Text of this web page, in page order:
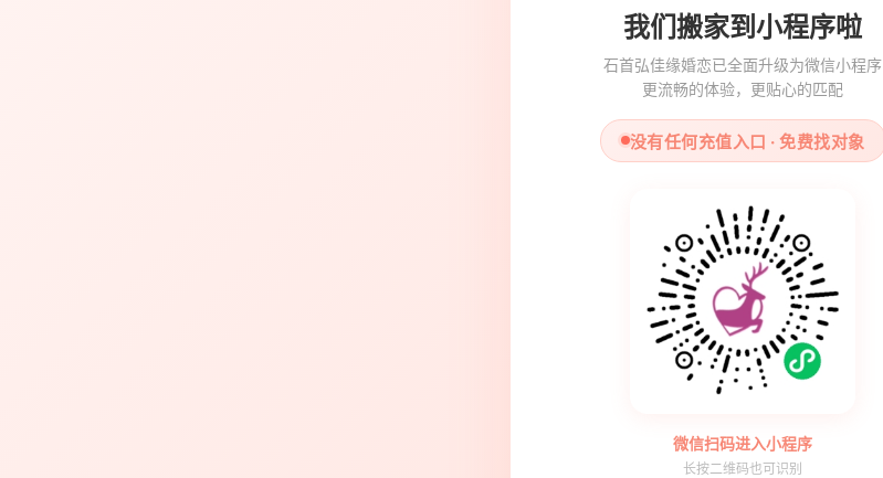
我们搬家到小程序啦
石首弘佳缘婚恋已全面升级为微信小程序
更流畅的体验，更贴心的匹配
没有任何充值入口 · 免费找对象
微信扫码进入小程序
长按二维码也可识别